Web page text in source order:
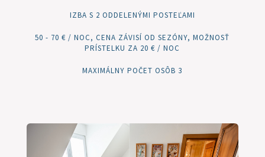
IZBA S 2 ODDELENÝMI POSTEĽAMI
50 - 70 € / NOC, CENA ZÁVISÍ OD SEZÓNY, MOŽNOSŤ
PRÍSTELKU ZA 20 € / NOC
MAXIMÁLNY POČET OSÔB 3